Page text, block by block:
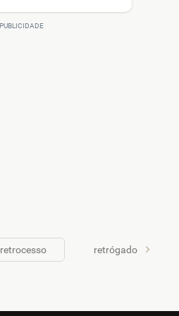
retrocesso retrógado